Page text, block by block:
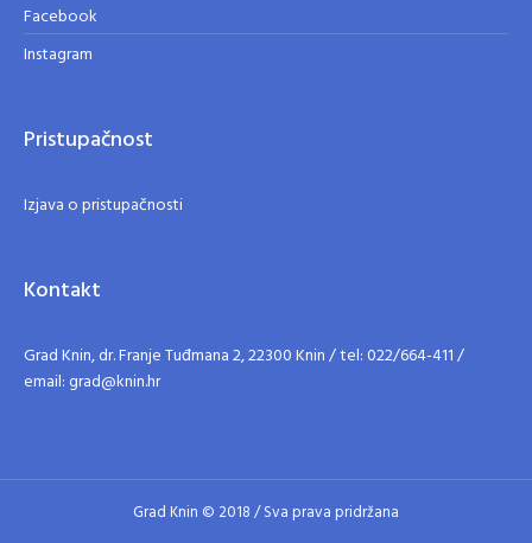
Facebook
Instagram
Pristupačnost
Izjava o pristupačnosti
Kontakt
Grad Knin, dr. Franje Tuđmana 2, 22300 Knin / tel: 022/664-411 /
email: grad@knin.hr
Grad Knin © 2018 / Sva prava pridržana